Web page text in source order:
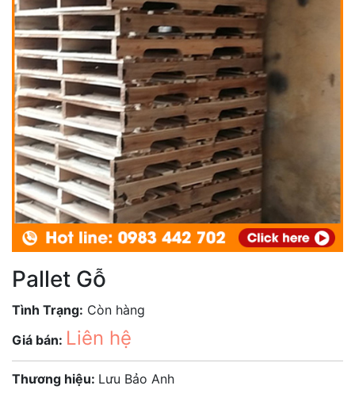
Pallet Gỗ
Tình Trạng: Còn hàng
Giá bán: Liên hệ
Thương hiệu: Lưu Bảo Anh